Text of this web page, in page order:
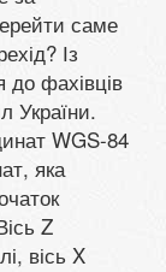
саме
Із
фахівців
України.
WGS-84
яка
Z
вісь X